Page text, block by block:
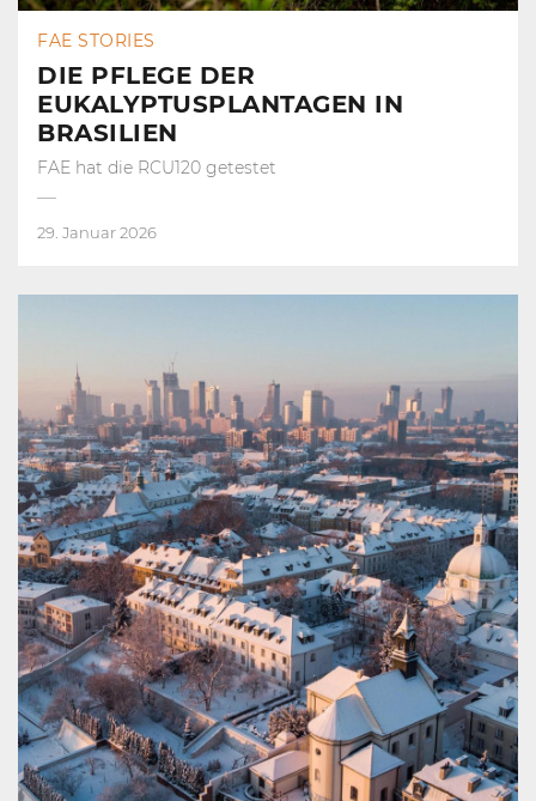
FAE STORIES
DIE PFLEGE DER
EUKALYPTUSPLANTAGEN IN
BRASILIEN
FAE hat die RCU120 getestet
29. Januar 2026